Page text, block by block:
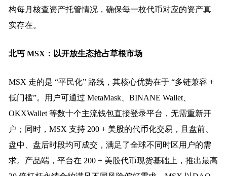
构每月核查资产托管情况，确保每一枚代币对应的资产真
实存在。
北丐 MSX：以开放生态抢占草根市场
MSX 走的是 “平民化” 路线，其核心优势在于 “多链兼容 +
低门槛”。用户可通过 MetaMask、BINANE Wallet、
OKXWallet 等数十个主流钱包直接登录平台，无需重新开
户；同时，MSX 支持 200 + 美股的代币化交易，且盘前、
盘中、盘后时段均可成交，满足了全球不同时区用户的需
求。产品端，平台在 200 + 美股代币现货基础上，推出最高